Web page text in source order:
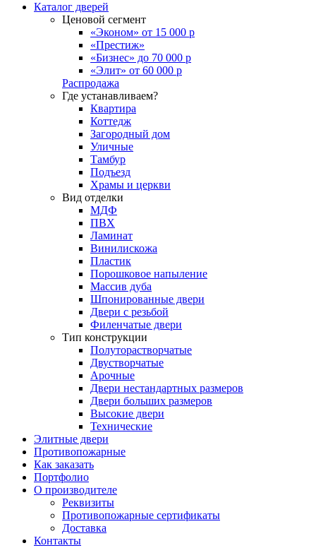
Каталог дверей
Ценовой сегмент
«Эконом» от 15 000 р
«Престиж»
«Бизнес» до 70 000 р
«Элит» от 60 000 р
Распродажа
Где устанавливаем?
Квартира
Коттедж
Загородный дом
Уличные
Тамбур
Подъезд
Храмы и церкви
Вид отделки
МДФ
ПВХ
Ламинат
Винилискожа
Пластик
Порошковое напыление
Массив дуба
Шпонированные двери
Двери с резьбой
Филенчатые двери
Тип конструкции
Полуторастворчатые
Двустворчатые
Арочные
Двери нестандартных размеров
Двери больших размеров
Высокие двери
Технические
Элитные двери
Противопожарные
Как заказать
Портфолио
О производителе
Реквизиты
Противопожарные сертификаты
Доставка
Контакты